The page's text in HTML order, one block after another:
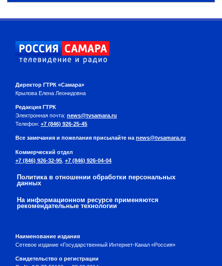
Директор ГТРК «Самара»
Крылова Елена Леонидовна
Редакция ГТРК
Электронная почта: news@tvsamara.ru
Телефон: +7 (846) 926-25-45
Все замечания и пожелания присылайте наnews@tvsamara.ru
Коммерческий отдел
+7 (846) 926-32-95 +7 (846) 926-04-04
Политика в отношении обработки персональных
данных
На информационном ресурсе применяются
рекомендательные технологии
Наименование издания
Сетевое издание «Государственный Интернет-Канал «Россия»
Свидетельство о регистрации